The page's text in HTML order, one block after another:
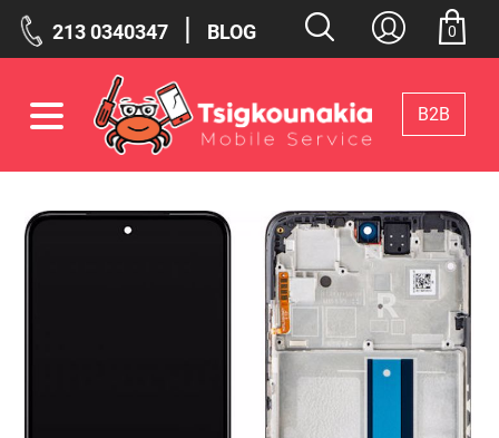
213 0340347 | BLOG
Β2Β
0
Φίλτρα
Επιλεγμένα Φίλτρα